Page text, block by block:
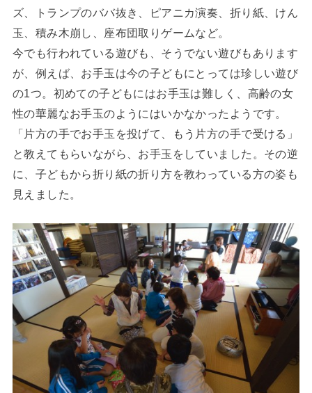
ズ、トランプのババ抜き、ピアニカ演奏、折り紙、けん
玉、積み木崩し、座布団取りゲームなど。
今でも行われている遊びも、そうでない遊びもあります
が、例えば、お手玉は今の子どもにとっては珍しい遊び
の1つ。初めての子どもにはお手玉は難しく、高齢の女
性の華麗なお手玉のようにはいかなかったようです。
「片方の手でお手玉を投げて、もう片方の手で受ける」
と教えてもらいながら、お手玉をしていました。その逆
に、子どもから折り紙の折り方を教わっている方の姿も
見えました。